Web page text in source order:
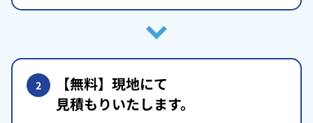
2 【無料】現地にて
見積もりいたします。